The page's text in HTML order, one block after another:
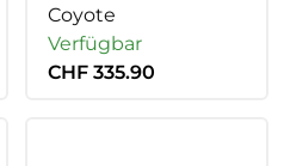
Coyote
Verfügbar
CHF 335.90